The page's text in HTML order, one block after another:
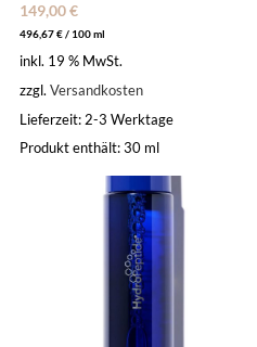
149,00€
496,67€/ 100ml
inkl. 19 % MwSt.
zzgl. Versandkosten
Lieferzeit: 2-3 Werktage
Produkt enthält: 30 ml